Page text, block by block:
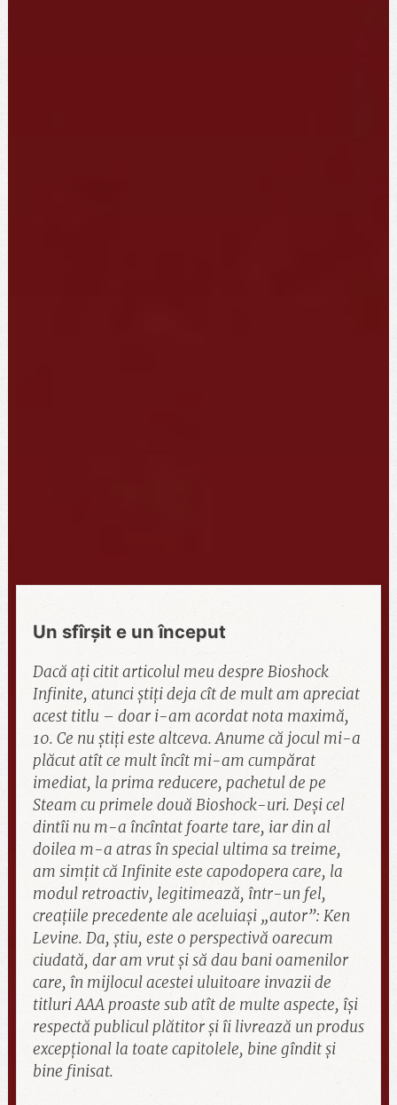
Un sfîrșit e un început
Dacă ați citit articolul meu despre Bioshock
Infinite, atunci știți deja cît de mult am apreciat
acest titlu – doar i-am acordat nota maximă,
10. Ce nu știți este altceva. Anume că jocul mi-a
plăcut atît ce mult încît mi-am cumpărat
imediat, la prima reducere, pachetul de pe
Steam cu primele două Bioshock-uri. Deși cel
dintîi nu m-a încîntat foarte tare, iar din al
doilea m-a atras în special ultima sa treime,
am simțit că Infinite este capodopera care, la
modul retroactiv, legitimează, într-un fel,
creațiile precedente ale aceluiași „autor”: Ken
Levine. Da, știu, este o perspectivă oarecum
ciudată, dar am vrut și să dau bani oamenilor
care, în mijlocul acestei uluitoare invazii de
titluri AAA proaste sub atît de multe aspecte, își
respectă publicul plătitor și îi livrează un produs
excepțional la toate capitolele, bine gîndit și
bine finisat.